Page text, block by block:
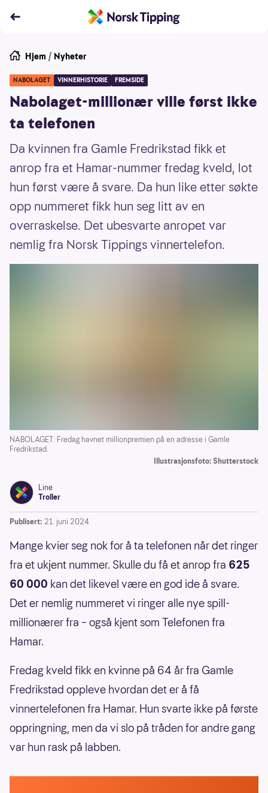
Hjem / Nyheter
NABOLAGET VINNERHISTORIE FREMSIDE
Nabolaget-millionær ville først ikke
ta telefonen
Da kvinnen fra Gamle Fredrikstad fikk et
anrop fra et Hamar-nummer fredag kveld, lot
hun først være å svare. Da hun like etter søkte
opp nummeret fikk hun seg litt av en
overraskelse. Det ubesvarte anropet var
nemlig fra Norsk Tippings vinnertelefon.
NABOLAGET: Fredag havnet millionpremien på en adresse i Gamle
Fredrikstad.
Illustrasjonsfoto: Shutterstock
Line
Troller
Publisert: 21. juni 2024
Mange kvier seg nok for å ta telefonen når det ringer
fra et ukjent nummer. Skulle du få et anrop fra 625
60 000 kan det likevel være en god ide å svare.
Det er nemlig nummeret vi ringer alle nye spill-
millionærer fra – også kjent som Telefonen fra
Hamar.
Fredag kveld fikk en kvinne på 64 år fra Gamle
Fredrikstad oppleve hvordan det er å få
vinnertelefonen fra Hamar. Hun svarte ikke på første
oppringning, men da vi slo på tråden for andre gang
var hun rask på labben.